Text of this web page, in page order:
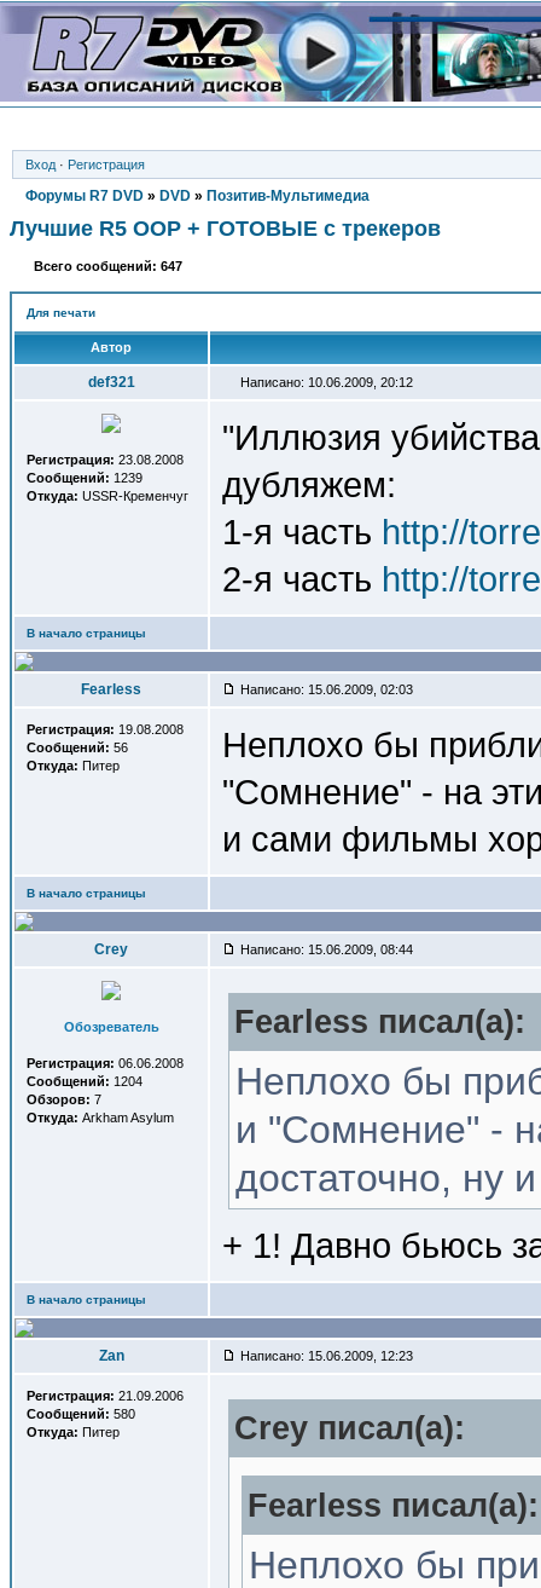
Вход · Регистрация
Форумы R7 DVD » DVD » Позитив-Мультимедиа
Лучшие R5 OOP + ГОТОВЫЕ с трекеров
Всего сообщений: 647
Для печати
Автор
def321 Написано: 10.06.2009, 20:12
Регистрация: 23.08.2008
Сообщений: 1239
Откуда: USSR-Кременчуг
"Иллюзия
дубляжем:
1-я часть http://
2-я часть http://
В начало страницы
Fearless Написано: 15.06.2009, 02:03
Регистрация: 19.08.2008
Сообщений: 56
Откуда: Питер
Неплохо бы
"Сомнение" - на
и сами фильмы
В начало страницы
Crey Написано: 15.06.2009, 08:44
Обозреватель
Регистрация: 06.06.2008
Сообщений: 1204
Обзоров: 7
Откуда: Arkham Asylum
Fearless писал(a):
Неплохо бы
и "Сомнение" -
достаточно, ну
+ 1! Давно бьюсь
В начало страницы
Zan Написано: 15.06.2009, 12:23
Регистрация: 21.09.2006
Сообщений: 580
Откуда: Питер Crey писал(a):
Fearless писал(a):
Неплохо бы